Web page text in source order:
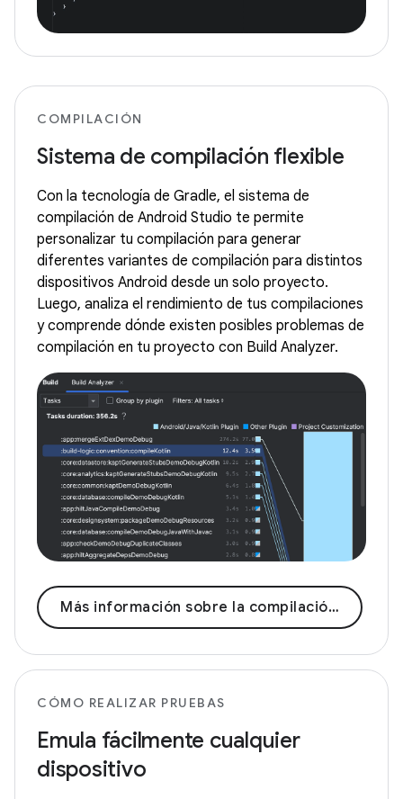
COMPILACIÓN
Sistema de compilación flexible
Con la tecnología de Gradle, el sistema de
compilación de Android Studio te permite
personalizar tu compilación para generar
diferentes variantes de compilación para distintos
dispositivos Android desde un solo proyecto.
Luego, analiza el rendimiento de tus compilaciones
y comprende dónde existen posibles problemas de
compilación en tu proyecto con Build Analyzer.
Más información sobre la compilación de Android
CÓMO REALIZAR PRUEBAS
Emula fácilmente cualquier
dispositivo